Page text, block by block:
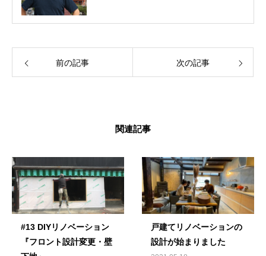
前の記事 次の記事
関連記事
#13 DIYリノベーション
『フロント設計変更・壁
戸建てリノベーションの
設計が始まりました